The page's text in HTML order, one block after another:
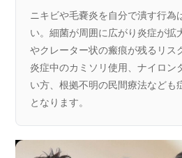
ニキビや毛嚢炎を自分で潰す行為
い。細菌が周囲に広がり炎症が拡
やクレーター状の瘢痕が残るリス
炎症中のカミソリ使用、ナイロン
い方、根拠不明の民間療法なども
となります。